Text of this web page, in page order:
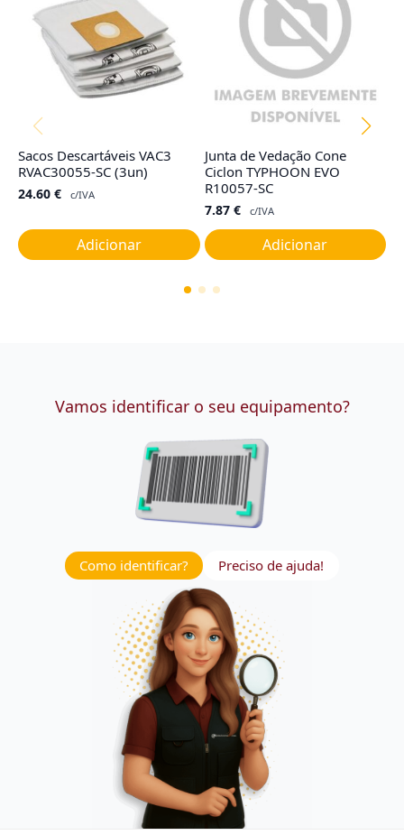
Sacos Descartáveis VAC3
RVAC30055-SC (3un)
24.60 € c/IVA
Adicionar
Junta de Vedação Cone
Ciclon TYPHOON EVO
R10057-SC
7.87 € c/IVA
Adicionar
Vamos identificar o seu equipamento?
Como identificar? Preciso de ajuda!